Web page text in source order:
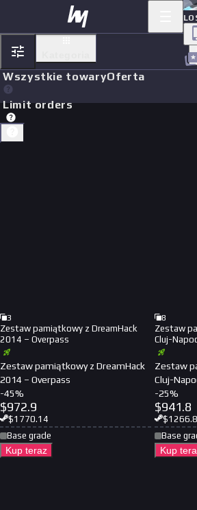
Wszystkie towaryOferta
Limit orders
3
Zestaw pamiątkowy z DreamHack
2014 – Overpass
Zestaw pamiątkowy z DreamHack
2014 – Overpass
-45%
$972.9
$1770.14
Base grade
Kup teraz
8
Zestaw
Cluj-
Zestaw
Cluj-
-25%
$941.8
$
Base
Kup